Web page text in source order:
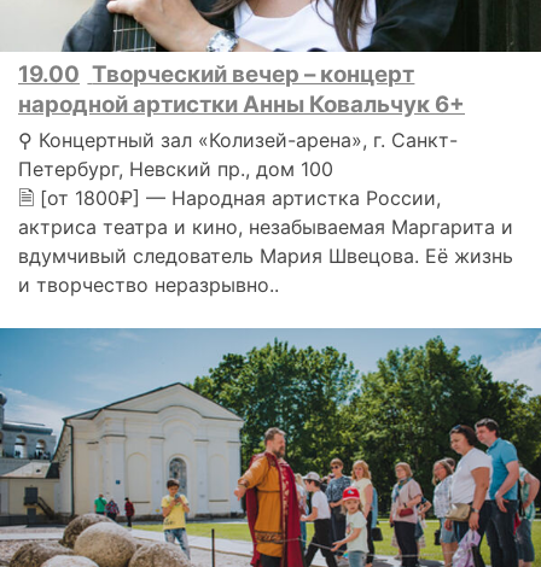
19.00 Творческий вечер – концерт
народной артистки Анны Ковальчук 6+
⚲ Концертный зал «Колизей-арена», г. Санкт-
Петербург, Невский пр., дом 100
🗎 [от 1800₽] — Народная артистка России,
актриса театра и кино, незабываемая Маргарита и
вдумчивый следователь Мария Швецова. Её жизнь
и творчество неразрывно..